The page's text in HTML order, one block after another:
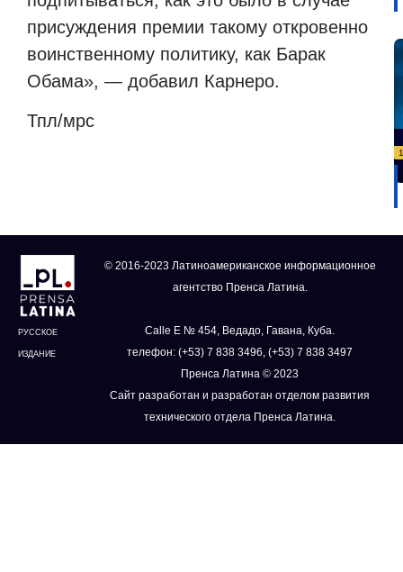
присуждения премии такому откровенно
воинственному политику, как Барак
Обама», — добавил Карнеро.
Тпл/мрс
РУССКОЕ
ИЗДАНИЕ
© 2016-2023 Латиноамериканское информационное
агентство Пренса Латина.
Calle E № 454, Ведадо, Гавана, Куба.
телефон: (+53) 7 838 3496, (+53) 7 838 3497
Пренса Латина © 2023
Сайт разработан и разработан отделом развития
технического отдела Пренса Латина.